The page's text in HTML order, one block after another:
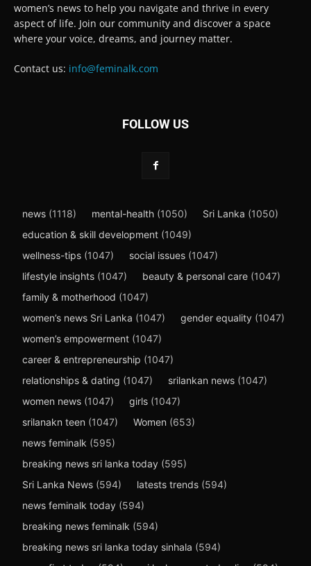
women’s news to help you navigate and thrive in every
aspect of life. Join our community and discover a space
where your voice, dreams, and journey matter.
Contact us: info@feminalk.com
FOLLOW US
news (1118) mental-health (1050) Sri Lanka (1050)
education & skill development (1049)
wellness-tips (1047) social issues (1047)
lifestyle insights (1047) beauty & personal care (1047)
family & motherhood (1047)
women’s news Sri Lanka (1047) gender equality (1047)
women’s empowerment (1047)
career & entrepreneurship (1047)
relationships & dating (1047) srilankan news (1047)
women news (1047) girls (1047)
srilanakn teen (1047) Women (653)
news feminalk (595)
breaking news sri lanka today (595)
Sri Lanka News (594) latests trends (594)
news feminalk today (594)
breaking news feminalk (594)
breaking news sri lanka today sinhala (594)